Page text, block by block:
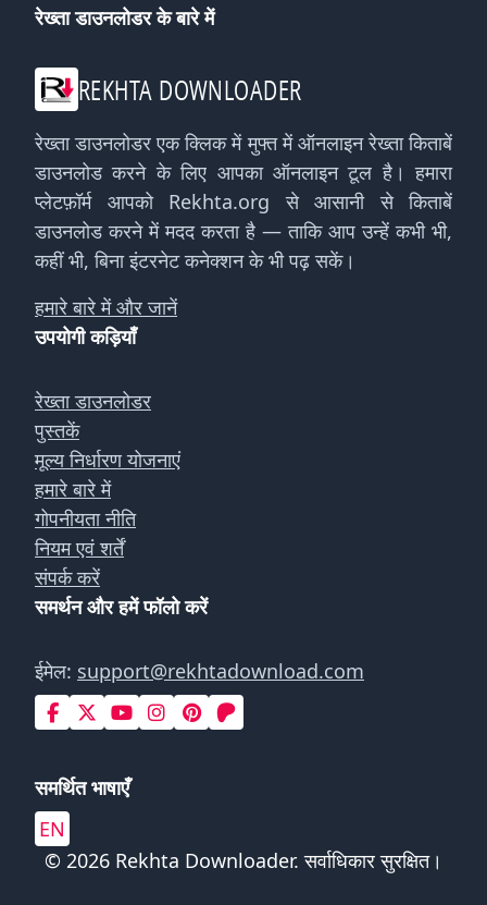
रेख्ता डाउनलोडर के बारे में
REKHTA DOWNLOADER
रेख्ता डाउनलोडर एक क्लिक में मुफ्त में ऑनलाइन रेख्ता किताबें
डाउनलोड करने के लिए आपका ऑनलाइन टूल है। हमारा
प्लेटफ़ॉर्म आपको Rekhta.org से आसानी से किताबें
डाउनलोड करने में मदद करता है — ताकि आप उन्हें कभी भी,
कहीं भी, बिना इंटरनेट कनेक्शन के भी पढ़ सकें।
हमारे बारे में और जानें
उपयोगी कड़ियाँ
रेख्ता डाउनलोडर
पुस्तकें
मूल्य निर्धारण योजनाएं
हमारे बारे में
गोपनीयता नीति
नियम एवं शर्तें
संपर्क करें
समर्थन और हमें फॉलो करें
ईमेल: support@rekhtadownload.com
समर्थित भाषाएँ
EN
© 2026 Rekhta Downloader. सर्वाधिकार सुरक्षित।